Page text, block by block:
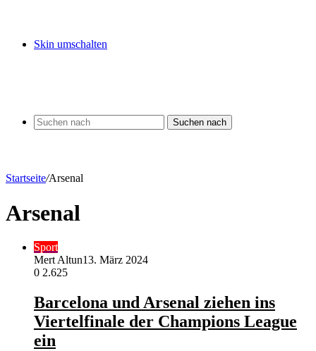
Skin umschalten
Suchen nach
Startseite/Arsenal
Arsenal
Sport
Mert Altun13. März 2024
0 2.625
Barcelona und Arsenal ziehen ins
Viertelfinale der Champions League
ein